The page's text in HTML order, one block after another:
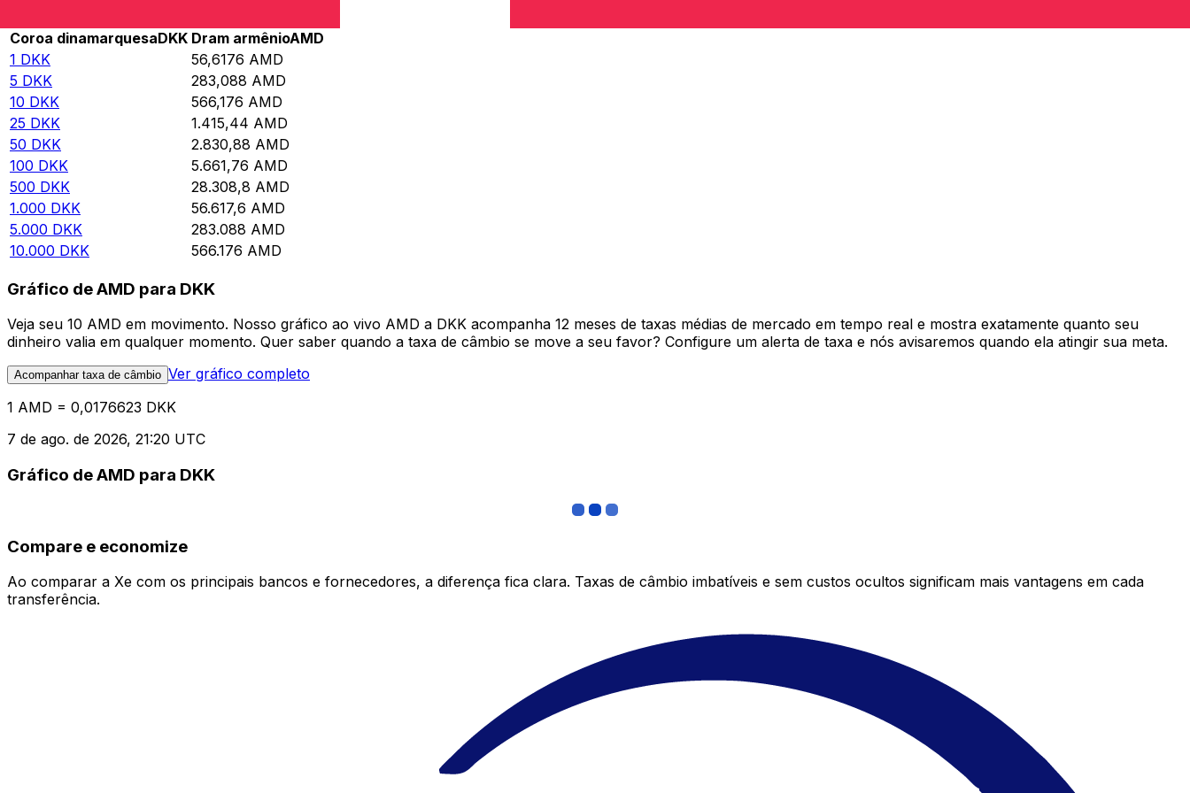
Coroa dinamarquesaDKK Dram armênioAMD
1 DKK 56,6176 AMD
5 DKK 283,088 AMD
10 DKK 566,176 AMD
25 DKK 1.415,44 AMD
50 DKK 2.830,88 AMD
100 DKK 5.661,76 AMD
500 DKK 28.308,8 AMD
1.000 DKK 56.617,6 AMD
5.000 DKK 283.088 AMD
10.000 DKK 566.176 AMD
Gráfico de AMD para DKK
Veja seu 10 AMD em movimento. Nosso gráfico ao vivo AMD a DKK acompanha 12 meses de taxas médias de mercado em tempo real e mostra exatamente quanto seu
dinheiro valia em qualquer momento. Quer saber quando a taxa de câmbio se move a seu favor? Configure um alerta de taxa e nós avisaremos quando ela atingir sua meta.
Acompanhar taxa de câmbio Ver gráfico completo
1 AMD = 0,0176623 DKK
7 de ago. de 2026, 21:20 UTC
Gráfico de AMD para DKK
Compare e economize
Ao comparar a Xe com os principais bancos e fornecedores, a diferença fica clara. Taxas de câmbio imbatíveis e sem custos ocultos significam mais vantagens em cada
transferência.